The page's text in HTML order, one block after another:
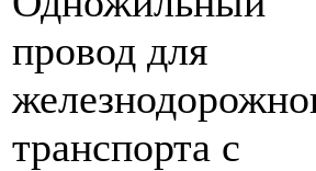
провод для
транспорта с